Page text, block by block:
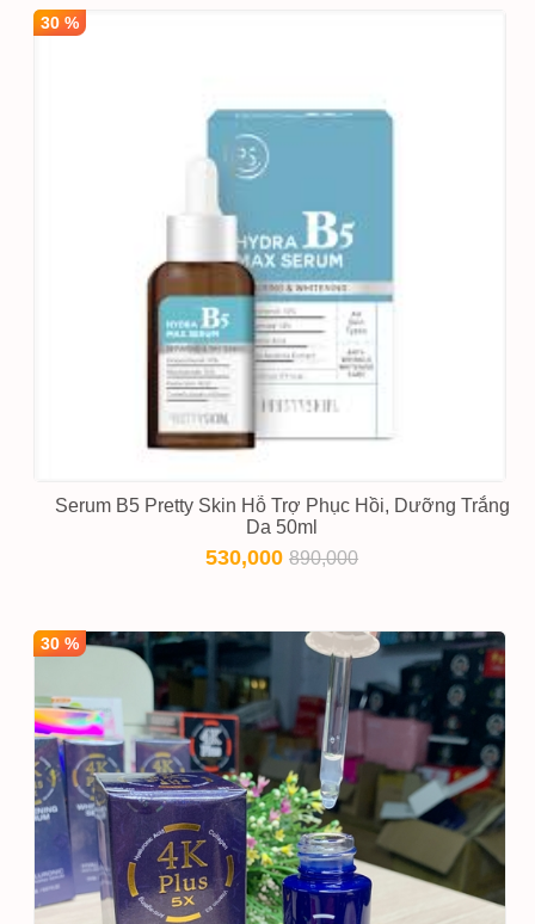
30 %
Serum B5 Pretty Skin Hỗ Trợ Phục Hồi, Dưỡng Trắng
Da 50ml
530,000890,000
30 %